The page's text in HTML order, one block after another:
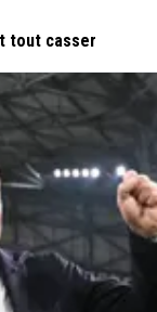
tout casser